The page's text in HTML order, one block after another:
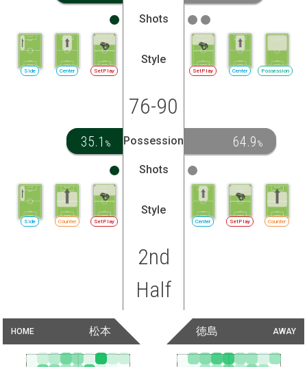
Shots
SetPlay
Center
Side
Style
SetPlay Center Possession
76-90
35.1 % Possession 64.9 %
Shots
SetPlay
Counter
Side
Style
Center SetPlay Counter
2nd
Half
HOME 松本 AWAY
徳島